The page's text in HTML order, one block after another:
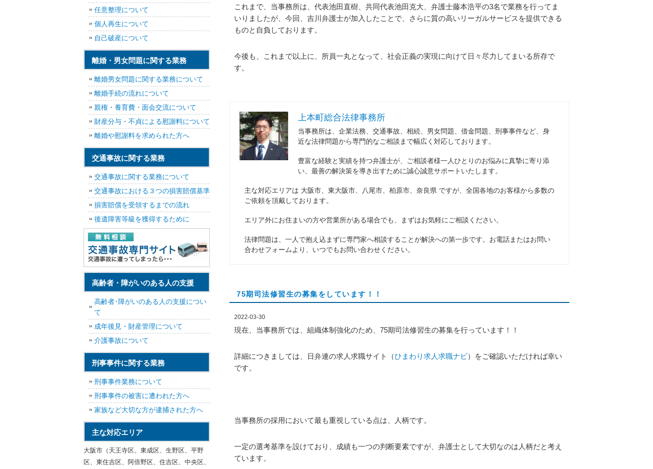
これまで、当事務所は、代表池田直樹、共同代表池田克大、弁護士藤本浩平の3名で業務を行ってま
いりましたが、今回、吉川弁護士が加入したことで、さらに質の高いリーガルサービスを提供できる
ものと自負しております。
今後も、これまで以上に、所員一丸となって、社会正義の実現に向けて日々尽力してまいる所存で
す。
上本町総合法律事務所
当事務所は、企業法務、交通事故、相続、男女問題、借金問題、刑事事件など、身
近な法律問題から専門的なご相談まで幅広く対応しております。
豊富な経験と実績を持つ弁護士が、ご相談者様一人ひとりのお悩みに真摯に寄り添
い、最善の解決策を導き出すために誠心誠意サポートいたします。
主な対応エリアは 大阪市、東大阪市、八尾市、柏原市、奈良県 ですが、全国各地のお客様から多数の
ご依頼を頂戴しております。
エリア外にお住まいの方や営業所がある場合でも、まずはお気軽にご相談ください。
法律問題は、一人で抱え込まずに専門家へ相談することが解決への第一歩です。お電話またはお問い
合わせフォームより、いつでもお問い合わせください。
75期司法修習生の募集をしています！！
2022-03-30
現在、当事務所では、組織体制強化のため、75期司法修習生の募集を行っています！！
詳細につきましては、日弁連の求人求職サイト（ひまわり求人求職ナビ）をご確認いただければ幸い
です。
当事務所の採用において最も重視している点は、人柄です。
一定の選考基準を設けており、成績も一つの判断要素ですが、弁護士として大切なのは人柄だと考え
ています。
任意整理について
個人再生について
自己破産について
離婚・男女問題に関する業務
離婚男女問題に関する業務について
離婚手続の流れについて
親権・養育費・面会交流について
財産分与・不貞による慰謝料について
離婚や慰謝料を求められた方へ
交通事故に関する業務
交通事故に関する業務について
交通事故における３つの損害賠償基準
損害賠償を受領するまでの流れ
後遺障害等級を獲得するために
高齢者・障がいのある人の支援
高齢者･障がいのある人の支援につい
て
成年後見・財産管理について
介護事故について
刑事事件に関する業務
刑事事件業務について
刑事事件の被害に遭われた方へ
家族など大切な方が逮捕された方へ
主な対応エリア
大阪市（天王寺区、東成区、生野区、平野
区、東住吉区、阿倍野区、住吉区、中央区、